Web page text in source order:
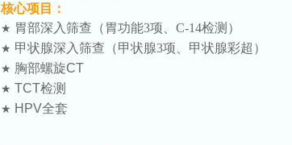
核心项目：
★ 胃部深入筛查 （胃功能3项、C-14检测）
★ 甲状腺深入筛查 （甲状腺3项、甲状腺彩超）
★ 胸部螺旋CT
★ TCT检测
★ HPV全套